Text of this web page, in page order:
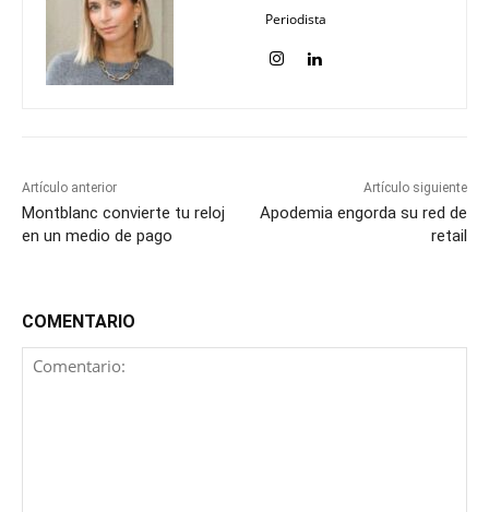
Periodista
Artículo anterior
Montblanc convierte tu reloj
en un medio de pago
Artículo siguiente
Apodemia engorda su red de
retail
COMENTARIO